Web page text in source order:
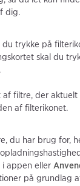
dig.
du trykke på
skal du
af filtre, der
af filterikonet.
du har brug for,
i appen eller
på grundlag